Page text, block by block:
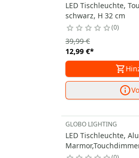
LED Tischleuchte,
schwarz, H 32 cm
0
12,99 €*
39,99 €
GLOBO LIGHTING
LED Tischleuchte,